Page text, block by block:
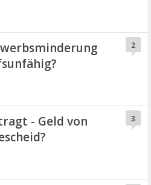
2
- Geld von
3